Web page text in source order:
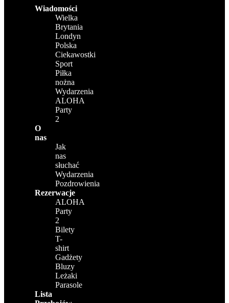
Wiadomości
Wielka
Brytania
Londyn
Polska
Ciekawostki
Sport
Piłka
nożna
Wydarzenia
ALOHA
Party
2
O
nas
Jak
nas
słuchać
Wydarzenia
Pozdrowienia
Rezerwacje
ALOHA
Party
2
Bilety
T-
shirt
Gadżety
Bluzy
Leżaki
Parasole
Lista